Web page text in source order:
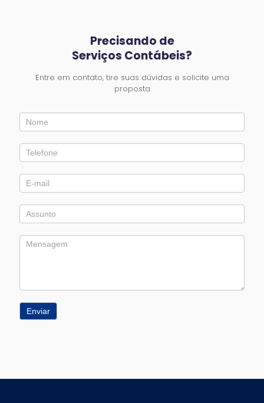
Precisando de
Serviços Contábeis?
Entre em contato, tire suas dúvidas e solicite uma
proposta
Entre
em
Enviar